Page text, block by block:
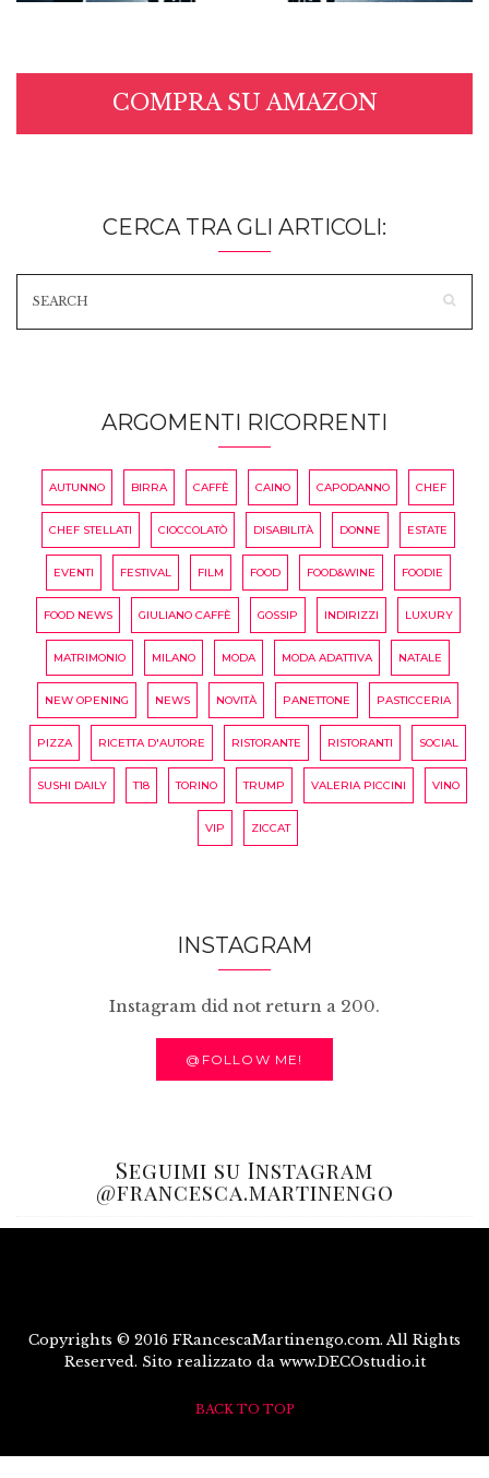
COMPRA SU AMAZON
CERCA TRA GLI ARTICOLI:
ARGOMENTI RICORRENTI
AUTUNNO BIRRA CAFFÈ CAINO CAPODANNO CHEF
CHEF STELLATI CIOCCOLATÒ DISABILITÀ DONNE ESTATE
EVENTI FESTIVAL FILM FOOD FOOD&WINE FOODIE
FOOD NEWS GIULIANO CAFFÈ GOSSIP INDIRIZZI LUXURY
MATRIMONIO MILANO MODA MODA ADATTIVA NATALE
NEW OPENING NEWS NOVITÀ PANETTONE PASTICCERIA
PIZZA RICETTA D'AUTORE RISTORANTE RISTORANTI SOCIAL
SUSHI DAILY T18 TORINO TRUMP VALERIA PICCINI VINO
VIP ZICCAT
INSTAGRAM
Instagram did not return a 200.
@FOLLOW ME!
Seguimi su Instagram
@francesca.martinengo
Copyrights © 2016 FRancescaMartinengo.com. All Rights
Reserved. Sito realizzato da www.DECOstudio.it
BACK TO TOP